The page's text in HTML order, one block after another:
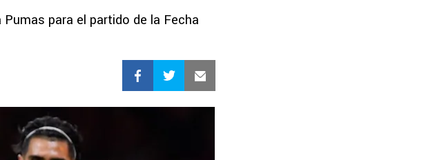
para el partido de la Fecha